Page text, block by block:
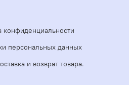
конфиденциальности
персональных данных
и возврат товара.